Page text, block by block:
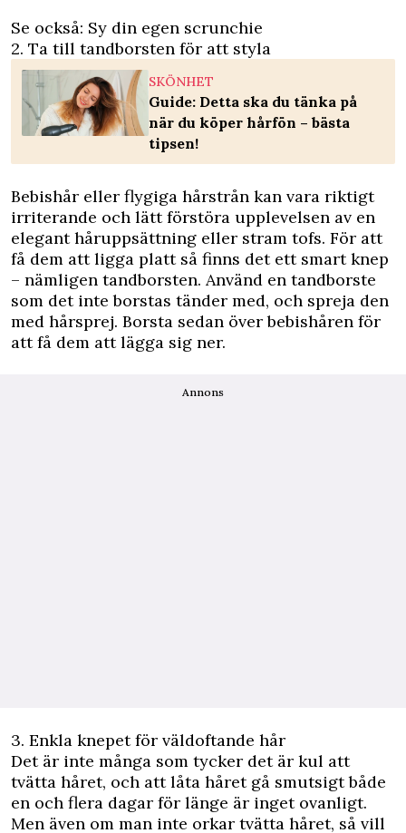
Se också: Sy din egen scrunchie
2. Ta till tandborsten för att styla
SKÖNHET
Guide: Detta ska du tänka på
när du köper hårfön – bästa
tipsen!
Bebishår eller flygiga hårstrån kan vara riktigt
irriterande och lätt förstöra upplevelsen av en
elegant håruppsättning eller stram tofs. För att
få dem att ligga platt så finns det ett smart knep
– nämligen tandborsten. Använd en tandborste
som det inte borstas tänder med, och spreja den
med hårsprej. Borsta sedan över bebishåren för
att få dem att lägga sig ner.
Annons
3. Enkla knepet för väldoftande hår
Det är inte många som tycker det är kul att
tvätta håret, och att låta håret gå smutsigt både
en och flera dagar för länge är inget ovanligt.
Men även om man inte orkar tvätta håret, så vill